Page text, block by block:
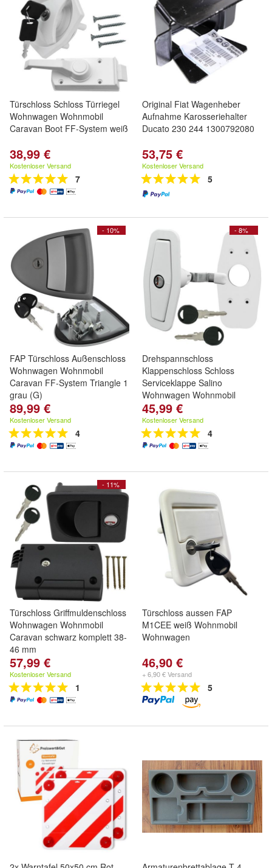
Türschloss Schloss Türriegel
Wohnwagen Wohnmobil
Caravan Boot FF-System weiß
38,99 €
Kostenloser Versand
7
Original Fiat Wagenheber
Aufnahme Karosseriehalter
Ducato 230 244 1300792080
53,75 €
Kostenloser Versand
5
- 10%
FAP Türschloss Außenschloss
Wohnwagen Wohnmobil
Caravan FF-System Triangle 1
grau (G)
89,99 €
Kostenloser Versand
4
- 8%
Drehspannschloss
Klappenschloss Schloss
Serviceklappe Salino
Wohnwagen Wohnmobil
45,99 €
Kostenloser Versand
4
- 11%
Türschloss Griffmuldenschloss
Wohnwagen Wohnmobil
Caravan schwarz komplett 38-
46 mm
57,99 €
Kostenloser Versand
1
Türschloss aussen FAP
M1CEE weiß Wohnmobil
Wohnwagen
46,90 €
+ 6,90 € Versand
5